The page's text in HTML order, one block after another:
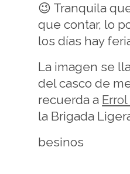
😉 Tranquila
que contar, lo
los días hay
La imagen se
del casco de
recuerda a
la Brigada
besinos